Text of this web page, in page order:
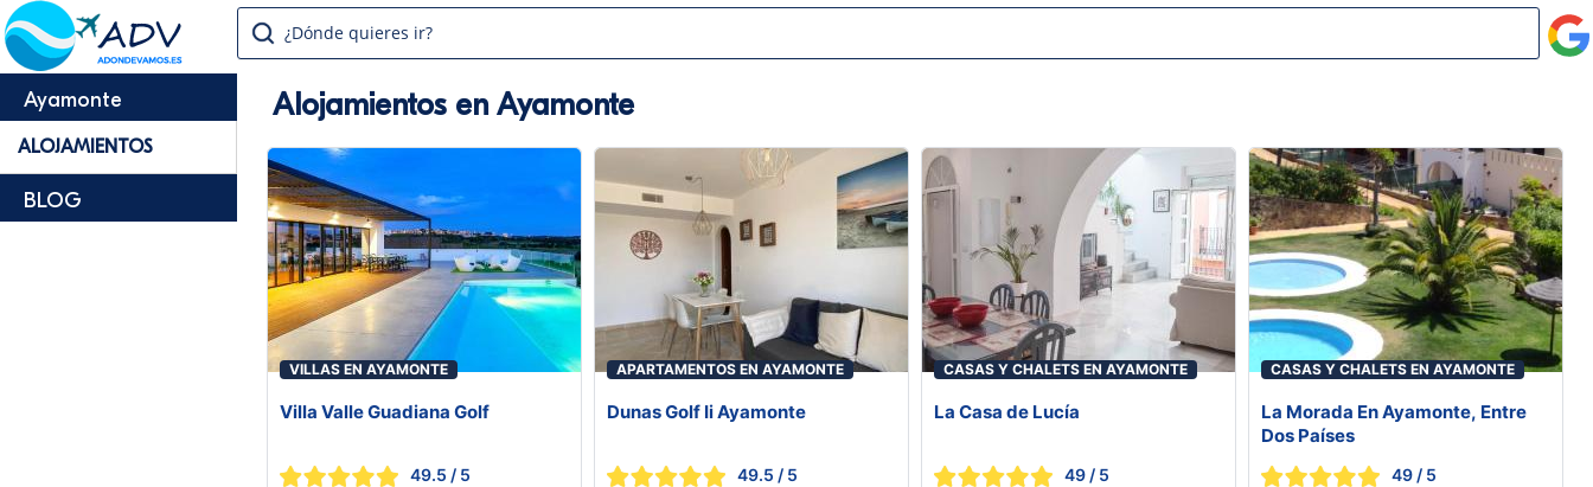
¿Dónde quieres ir?
Ayamonte
ALOJAMIENTOS
BLOG
Alojamientos en Ayamonte
VILLAS EN AYAMONTE
Villa Valle Guadiana Golf
49.5 / 5
APARTAMENTOS EN AYAMONTE
Dunas Golf Ii Ayamonte
49.5 / 5
CASAS Y CHALETS EN AYAMONTE
La Casa de Lucía
49 / 5
CASAS Y CHALETS EN AYAMONTE
La Morada En Ayamonte, Entre
Dos Países
49 / 5